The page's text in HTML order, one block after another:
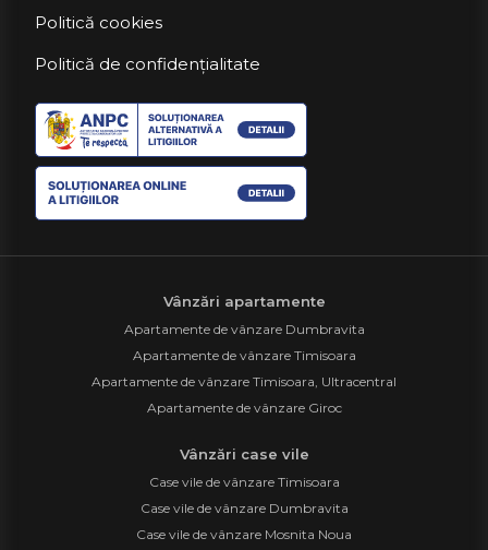
Politică cookies
Politică de confidențialitate
Vânzări apartamente
Apartamente de vânzare Dumbravita
Apartamente de vânzare Timisoara
Apartamente de vânzare Timisoara, Ultracentral
Apartamente de vânzare Giroc
Vânzări case vile
Case vile de vânzare Timisoara
Case vile de vânzare Dumbravita
Case vile de vânzare Mosnita Noua